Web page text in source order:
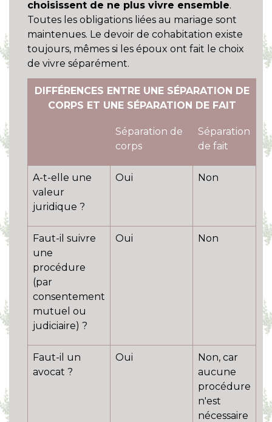
choisissent de ne plus vivre ensemble.
Toutes les obligations liées au mariage sont
maintenues. Le devoir de cohabitation existe
toujours, mêmes si les époux ont fait le choix
de vivre séparément.
DIFFÉRENCES ENTRE UNE SÉPARATION DE
CORPS ET UNE SÉPARATION DE FAIT
Séparation de
corps
Séparation
de fait
A-t-elle une
valeur
juridique ?
Oui Non
Faut-il suivre
une
procédure
(par
consentement
mutuel ou
judiciaire) ?
Oui Non
Faut-il un
avocat ?
Oui
Non, car
aucune
procédure
n'est
nécessaire